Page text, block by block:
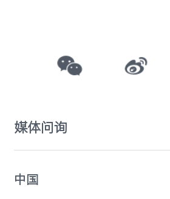
媒体问询
中国